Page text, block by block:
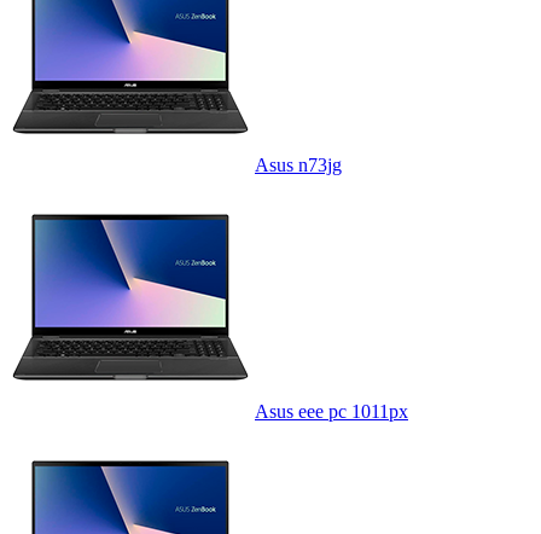
Asus n73jg
Asus eee pc 1011px